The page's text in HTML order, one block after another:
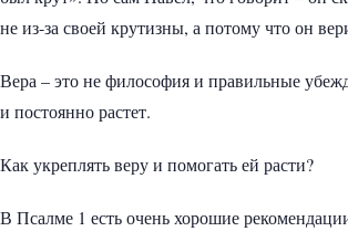
не из-за своей крутизны, а потому что он
Вера – это не философия и правильные
и постоянно растет.
Как укреплять веру и помогать ей расти?
В Псалме 1 есть очень хорошие